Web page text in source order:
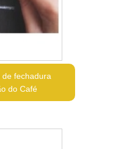
fechadura
do Café